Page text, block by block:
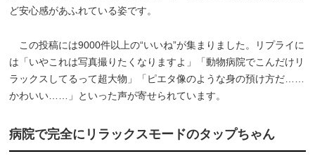
ど安心感があふれている姿です。
この投稿には9000件以上の“いいね”が集まりました。リプライに
は「いやこれは写真撮りたくなりますよ」「動物病院でこんだけリ
ラックスしてるって超大物」「ピエタ像のような身の預け方だ……
かわいい……」といった声が寄せられています。
病院で完全にリラックスモードのタップちゃん